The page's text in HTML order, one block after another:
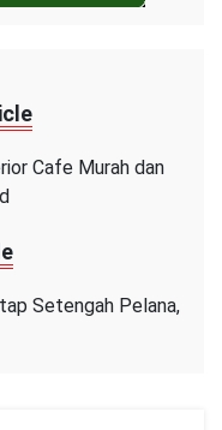
Cafe Murah dan
Setengah Pelana,